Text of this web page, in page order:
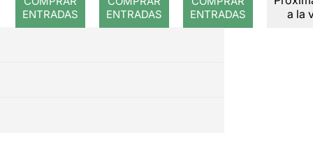
ENTRADAS
ENTRADAS
a:
Cavalleri
ENTRADAS
a la